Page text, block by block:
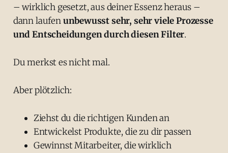
– wirklich gesetzt, aus deiner Essenz heraus –
dann laufenunbewusst sehr, sehr viele Prozesse
und Entscheidungen durch diesen Filter.
Du merkst es nicht mal.
Aber plötzlich:
Ziehst du die richtigen Kunden an
Entwickelst Produkte, die zu dir passen
Gewinnst Mitarbeiter, die wirklich